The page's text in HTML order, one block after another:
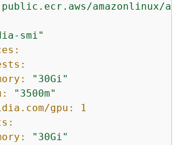
public.ecr.aws/amazonlinux/
smi"
"30Gi"
"3500m"
gpu:
1
"30Gi"